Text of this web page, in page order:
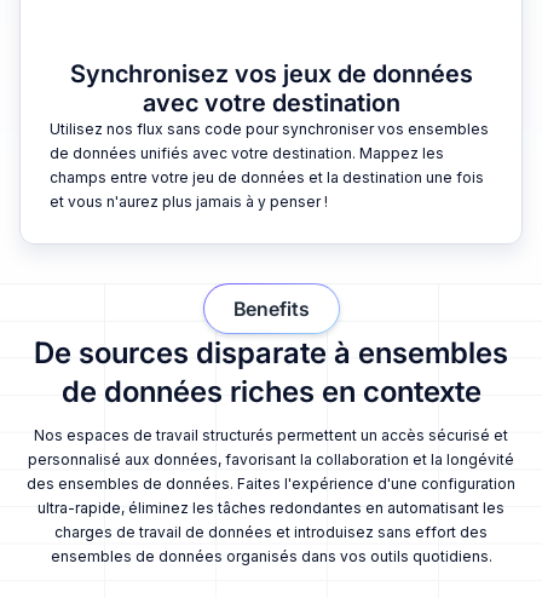
Synchronisez vos jeux de données
avec votre destination
Utilisez nos flux sans code pour synchroniser vos ensembles
de données unifiés avec votre destination. Mappez les
champs entre votre jeu de données et la destination une fois
et vous n'aurez plus jamais à y penser !
De sources disparate à ensembles
de données riches en contexte
Nos espaces de travail structurés permettent un accès sécurisé et
personnalisé aux données, favorisant la collaboration et la longévité
des ensembles de données. Faites l'expérience d'une configuration
ultra-rapide, éliminez les tâches redondantes en automatisant les
charges de travail de données et introduisez sans effort des
ensembles de données organisés dans vos outils quotidiens.
Benefits